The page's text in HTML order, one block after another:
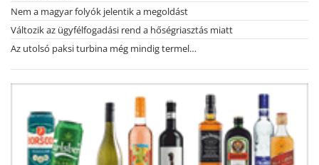
Nem a magyar folyók jelentik a megoldást
Változik az ügyfélfogadási rend a hőségriasztás miatt
Az utolsó paksi turbina még mindig termel…